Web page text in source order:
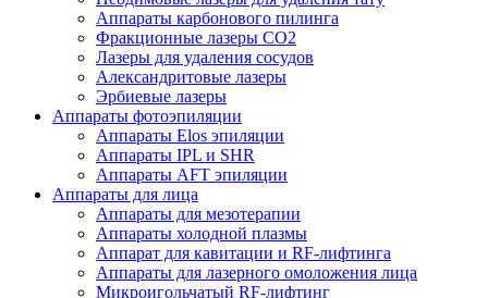
Аппараты карбонового пилинга
Фракционные лазеры CO2
Лазеры для удаления сосудов
Александритовые лазеры
Эрбиевые лазеры
Аппараты фотоэпиляции
Аппараты Elos эпиляции
Аппараты IPL и SHR
Аппараты AFT эпиляции
Аппараты для лица
Аппараты для мезотерапии
Аппараты холодной плазмы
Аппарат для кавитации и RF-лифтинга
Аппараты для лазерного омоложения лица
Микроигольчатый RF-лифтинг